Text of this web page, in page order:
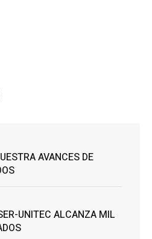
AVANCES DE
UNITEC ALCANZA MIL